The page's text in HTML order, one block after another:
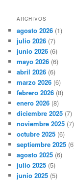
ARCHIVOS
agosto 2026 (1)
julio 2026 (7)
junio 2026 (6)
mayo 2026 (6)
abril 2026 (6)
marzo 2026 (6)
febrero 2026 (8)
enero 2026 (8)
diciembre 2025 (7)
noviembre 2025 (7)
octubre 2025 (6)
septiembre 2025
agosto 2025 (6)
julio 2025 (5)
junio 2025 (5)